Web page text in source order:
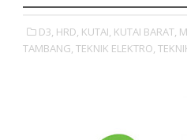
D3, HRD, KUTAI, KUTAI BARAT,
TAMBANG, TEKNIK ELEKTRO,